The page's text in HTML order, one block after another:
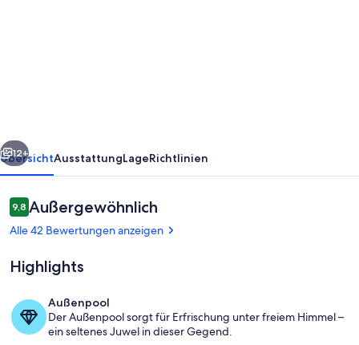
Parkplatz,
zahlreiche
Ausflugsmöglichkeiten
Haus mit großem Garten und Pool
Weiter
12+
ÜbersichtAusstattungLageRichtlinien
Bewertungen
9,89,8 von 10.
Außergewöhnlich
Alle 42 Bewertungen anzeigen
Highlights
Außenpool
Der Außenpool sorgt für Erfrischung unter freiem Himmel –
ein seltenes Juwel in dieser Gegend.